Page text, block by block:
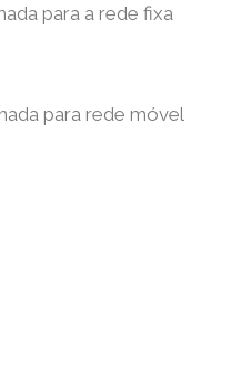
para a rede fixa
para rede móvel